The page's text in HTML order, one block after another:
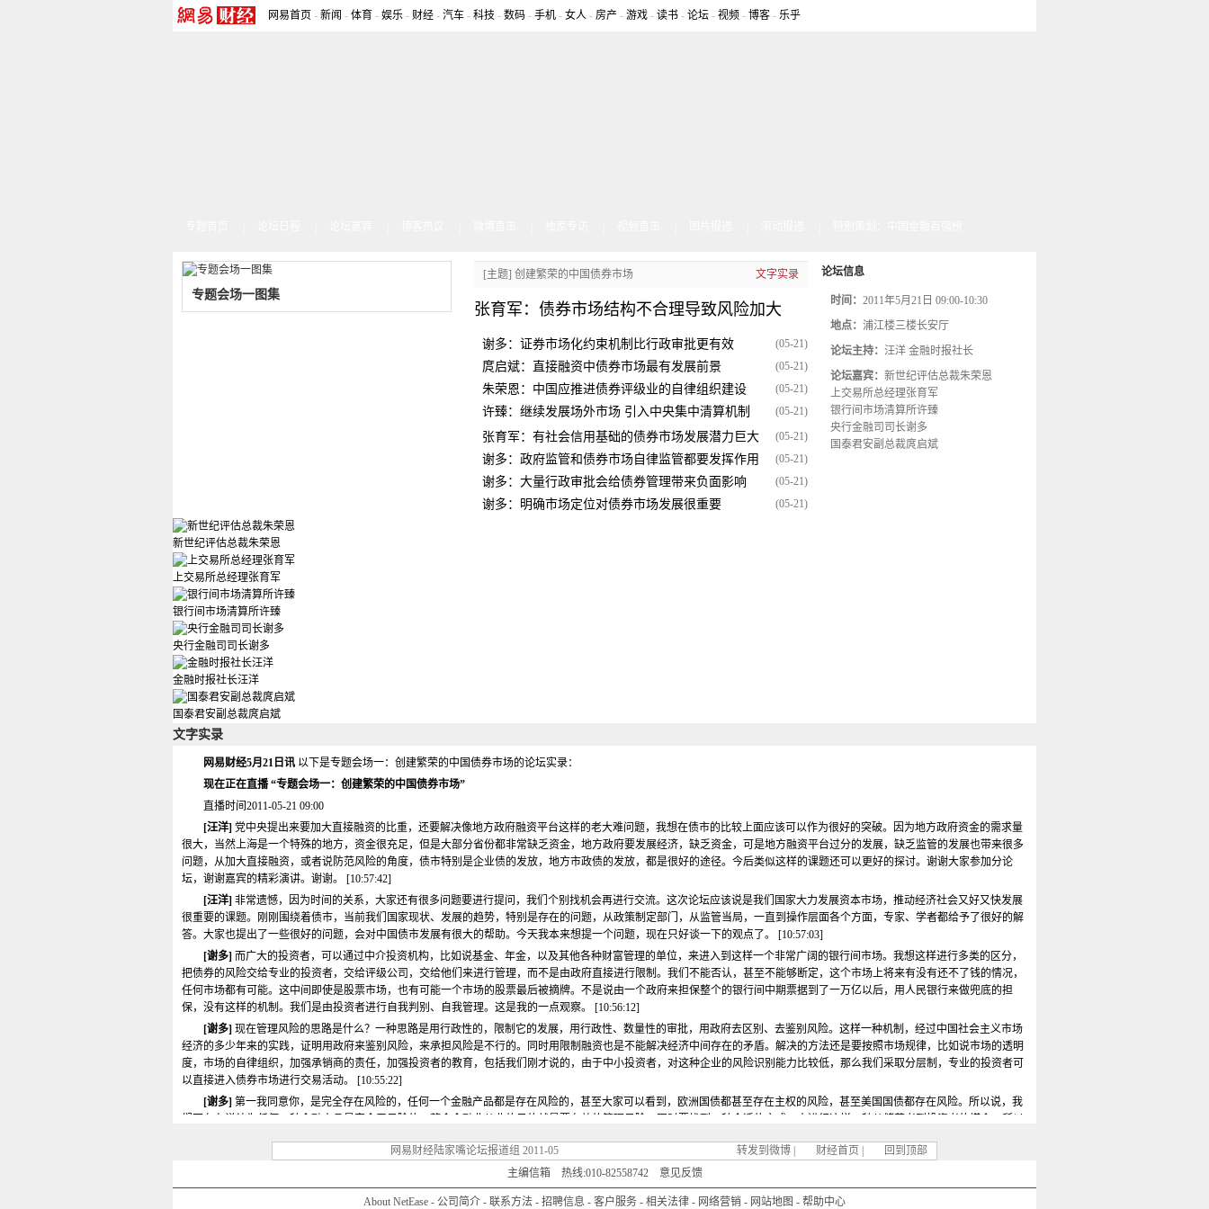
网易首页 - 新闻 - 体育 - 娱乐 - 财经 - 汽车 - 科技 - 数码 - 手机 - 女人 - 房产 - 游戏 - 读书 - 论坛 - 视频 - 博客 - 乐乎
专题会场一图集
[主题] 创建繁荣的中国债券市场 文字实录
张育军：债券市场结构不合理导致风险加大
谢多：证券市场化约束机制比行政审批更有效 (05-21)
庹启斌：直接融资中债券市场最有发展前景 (05-21)
朱荣恩：中国应推进债券评级业的自律组织建设 (05-21)
许臻：继续发展场外市场 引入中央集中清算机制 (05-21)
张育军：有社会信用基础的债券市场发展潜力巨大 (05-21)
谢多：政府监管和债券市场自律监管都要发挥作用 (05-21)
谢多：大量行政审批会给债券管理带来负面影响 (05-21)
谢多：明确市场定位对债券市场发展很重要 (05-21)
论坛信息
时间： 2011年5月21日 09:00-10:30
地点： 浦江楼三楼长安厅
论坛主持： 汪洋 金融时报社长
论坛嘉宾： 新世纪评估总裁朱荣恩
上交易所总经理张育军
银行间市场清算所许臻
央行金融司司长谢多
国泰君安副总裁庹启斌
新世纪评估总裁朱荣恩
上交易所总经理张育军
银行间市场清算所许臻
央行金融司司长谢多
金融时报社长汪洋
国泰君安副总裁庹启斌
文字实录
网易财经5月21日讯 以下是专题会场一：创建繁荣的中国债券市场的论坛实录：
现在正在直播 “专题会场一：创建繁荣的中国债券市场”
直播时间2011-05-21 09:00
[汪洋] 党中央提出来要加大直接融资的比重，还要解决像地方政府融资平台这样的老大难问题，我想在债市的比较上面应该可以作为很好的突破。因为地方政府资金的需求量
很大，当然上海是一个特殊的地方，资金很充足，但是大部分省份都非常缺乏资金，地方政府要发展经济，缺乏资金，可是地方融资平台过分的发展，缺乏监管的发展也带来很多
问题，从加大直接融资，或者说防范风险的角度，债市特别是企业债的发放，地方市政债的发放，都是很好的途径。今后类似这样的课题还可以更好的探讨。谢谢大家参加分论
坛，谢谢嘉宾的精彩演讲。谢谢。 [10:57:42]
[汪洋] 非常遗憾，因为时间的关系，大家还有很多问题要进行提问，我们个别找机会再进行交流。这次论坛应该说是我们国家大力发展资本市场，推动经济社会又好又快发展
很重要的课题。刚刚围绕着债市，当前我们国家现状、发展的趋势，特别是存在的问题，从政策制定部门，从监管当局，一直到操作层面各个方面，专家、学者都给予了很好的解
答。大家也提出了一些很好的问题，会对中国债市发展有很大的帮助。今天我本来想提一个问题，现在只好谈一下的观点了。 [10:57:03]
[谢多] 而广大的投资者，可以通过中介投资机构，比如说基金、年金，以及其他各种财富管理的单位，来进入到这样一个非常广阔的银行间市场。我想这样进行多类的区分，
把债券的风险交给专业的投资者，交给评级公司，交给他们来进行管理，而不是由政府直接进行限制。我们不能否认，甚至不能够断定，这个市场上将来有没有还不了钱的情况，
任何市场都有可能。这中间即使是股票市场，也有可能一个市场的股票最后被摘牌。不是说由一个政府来担保整个的银行间中期票据到了一万亿以后，用人民银行来做兜底的担
保，没有这样的机制。我们是由投资者进行自我判别、自我管理。这是我的一点观察。 [10:56:12]
[谢多] 现在管理风险的思路是什么？一种思路是用行政性的，限制它的发展，用行政性、数量性的审批，用政府去区别、去鉴别风险。这样一种机制，经过中国社会主义市场
经济的多少年来的实践，证明用政府来鉴别风险，来承担风险是不行的。同时用限制融资也是不能解决经济中间存在的矛盾。解决的方法还是要按照市场规律，比如说市场的透明
度，市场的自律组织，加强承销商的责任，加强投资者的教育，包括我们刚才说的，由于中小投资者，对这种企业的风险识别能力比较低，那么我们采取分层制，专业的投资者可
以直接进入债券市场进行交易活动。 [10:55:22]
[谢多] 第一我同意你，是完全存在风险的，任何一个金融产品都是存在风险的，甚至大家可以看到，欧洲国债都甚至存在主权的风险，甚至美国国债都存在风险。所以说，我
实际上也已经向大家做了一些体会介绍。 [10:54:33]
企业贷款的约束条件比较多，但是对票据的约束条件比较少，这种情况下有部分企业的行为发生扭曲，如果银行和监管机构不能有效地监管企业的行为，企业的无约束
行为就会偏离主业，如果大量发生的话就会发生清算和贸易结算的问题，中票现在增长率也很快，不知道你觉得是不是存在这样的风险？ [10:52:54]
网易财经陆家嘴论坛报道组 2011-05 转发到微博 财经首页
回到顶部
主编信箱 热线:010-82558742 意见反馈
About NetEase - 公司简介 - 联系方法 - 招聘信息 - 客户服务 - 相关法律 - 网络营销 - 网站地图 - 帮助中心